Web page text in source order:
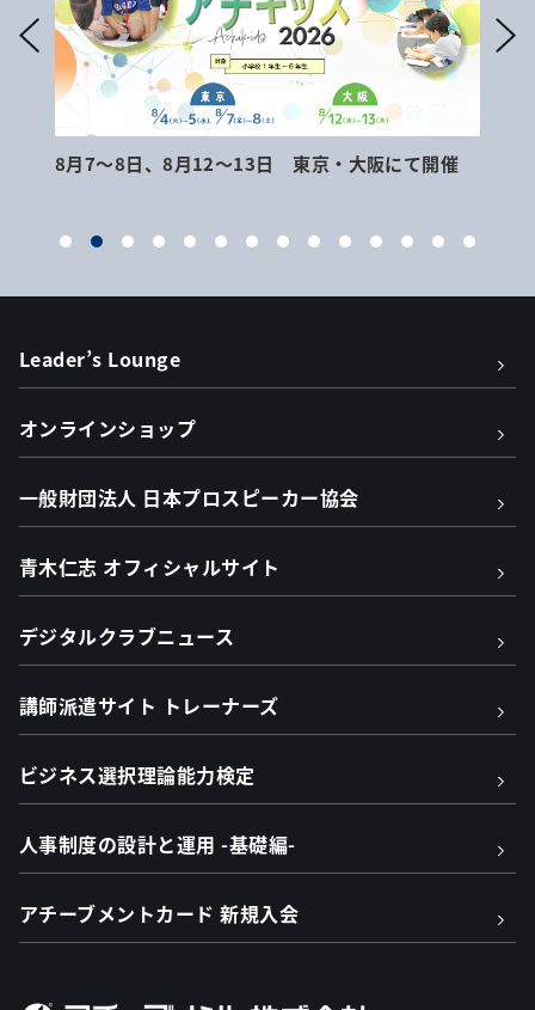
8月7～8日、8月12～13日 東京・大阪にて開催
Leader’s Lounge
オンラインショップ
一般財団法人 日本プロスピーカー協会
青木仁志 オフィシャルサイト
デジタルクラブニュース
講師派遣サイト トレーナーズ
ビジネス選択理論能力検定
人事制度の設計と運用 -基礎編-
アチーブメントカード 新規入会